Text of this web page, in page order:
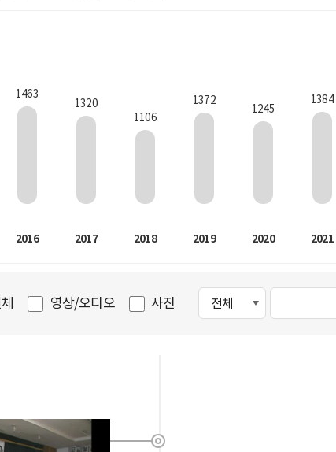
1463
2016
1320
2017
1106
2018
1372
2019
1245
2020
1384
2021
영상/오디오 사진